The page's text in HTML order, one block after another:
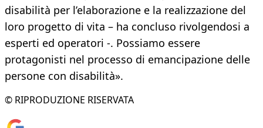
disabilità per l’elaborazione e la realizzazione del
loro progetto di vita – ha concluso rivolgendosi a
esperti ed operatori -. Possiamo essere
protagonisti nel processo di emancipazione delle
persone con disabilità».
© RIPRODUZIONE RISERVATA